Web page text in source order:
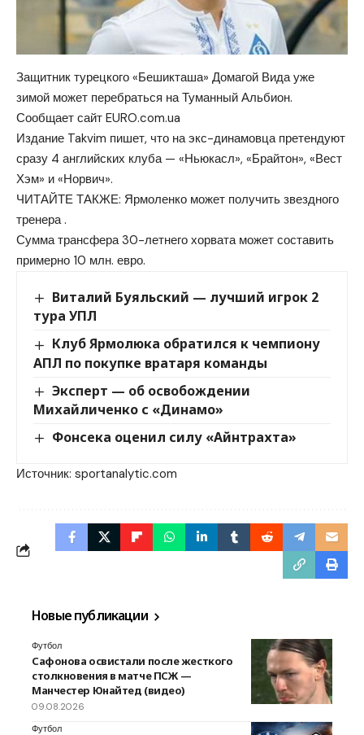
Защитник турецкого «Бешикташа» Домагой Вида уже
зимой может перебраться на Туманный Альбион.
Сообщает сайт EURO.com.ua
Издание Takvim пишет, что на экс-динамовца претендуют
сразу 4 английских клуба — «Ньюкасл», «Брайтон», «Вест
Хэм» и «Норвич».
ЧИТАЙТЕ ТАКЖЕ: Ярмоленко может получить звездного
тренера .
Сумма трансфера 30-летнего хорвата может составить
примерно 10 млн. евро.
Виталий Буяльский — лучший игрок 2
тура УПЛ
Клуб Ярмолюка обратился к чемпиону
АПЛ по покупке вратаря команды
Эксперт — об освобождении
Михайличенко с «Динамо»
Фонсека оценил силу «Айнтрахта»
Источник: sportanalytic.com
Новые публикации
Футбол
Сафонова освистали после жесткого
столкновения в матче ПСЖ —
Манчестер Юнайтед (видео)
09.08.2026
Футбол